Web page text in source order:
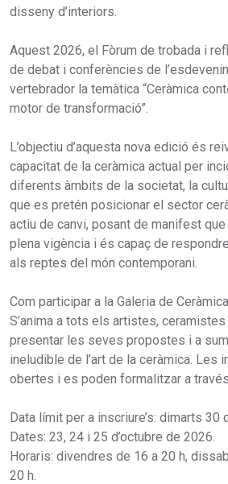
disseny d’interiors.
Aquest 2026, el Fòrum de trobada i
de debat i conferències de
vertebrador la temàtica “Ceràmica
motor de transformació”.
L’objectiu d’aquesta nova edició és
capacitat de la ceràmica actual per
diferents àmbits de la societat, la
que es pretén posicionar el sector
actiu de canvi, posant de manifest que
plena vigència i és capaç de
als reptes del món contemporani.
Com participar a la Galeria de
S’anima a tots els artistes,
presentar les seves propostes i a
ineludible de l’art de la ceràmica. Les
obertes i es poden formalitzar a
Data límit per a inscriure’s: dimarts 30
Dates: 23, 24 i 25 d’octubre de 2026.
Horaris: divendres de 16 a 20 h,
20 h.